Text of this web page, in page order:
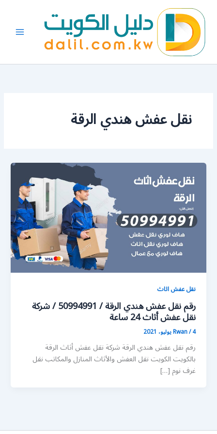
المحتوى
نقل عفش هندي الرقة
نقل عفش اثاث
رقم نقل عفش هندي الرقة / 50994991 / شركة
نقل عفش أثاث 24 ساعة
Rwan/4 يوليو، 2021
رقم نقل عفش هندي الرقة شركة نقل عفش أثاث الرقة
بالكويت الكويت نقل العفش والأثاث المنازل والمكاتب نقل
غرف نوم […]